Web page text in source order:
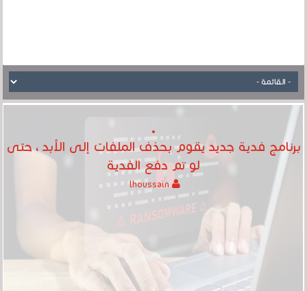
برنامج فدية جديد يقوم بحذف الملفات إلى الأبد ، حتى
لو تم دفع الفدية